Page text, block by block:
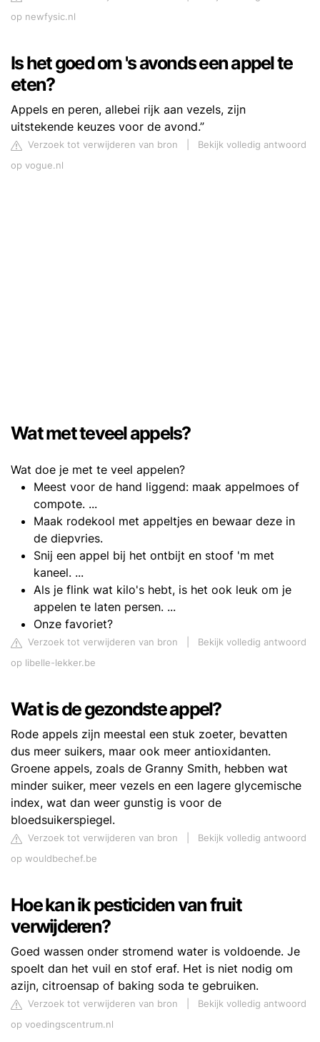
op newfysic.nl
Is het goed om 's avonds een appel te
eten?
Appels en peren, allebei rijk aan vezels, zijn
uitstekende keuzes voor de avond.”
Verzoek tot verwijderen van bron
Bekijk volledig antwoord
op vogue.nl
Wat met teveel appels?
Wat doe je met te veel appelen?
Meest voor de hand liggend: maak appelmoes of
compote. ...
Maak rodekool met appeltjes en bewaar deze in
de diepvries.
Snij een appel bij het ontbijt en stoof 'm met
kaneel. ...
Als je flink wat kilo's hebt, is het ook leuk om je
appelen te laten persen. ...
Onze favoriet?
Verzoek tot verwijderen van bron
Bekijk volledig antwoord
op libelle-lekker.be
Wat is de gezondste appel?
Rode appels zijn meestal een stuk zoeter, bevatten
dus meer suikers, maar ook meer antioxidanten.
Groene appels, zoals de Granny Smith, hebben wat
minder suiker, meer vezels en een lagere glycemische
index, wat dan weer gunstig is voor de
bloedsuikerspiegel.
Verzoek tot verwijderen van bron
Bekijk volledig antwoord
op wouldbechef.be
Hoe kan ik pesticiden van fruit
verwijderen?
Goed wassen onder stromend water is voldoende. Je
spoelt dan het vuil en stof eraf. Het is niet nodig om
azijn, citroensap of baking soda te gebruiken.
Verzoek tot verwijderen van bron
Bekijk volledig antwoord
op voedingscentrum.nl